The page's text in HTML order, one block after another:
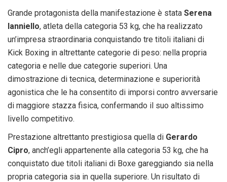
Grande protagonista della manifestazione è stata Serena
Ianniello, atleta della categoria 53 kg, che ha realizzato
un’impresa straordinaria conquistando tre titoli italiani di
Kick Boxing in altrettante categorie di peso: nella propria
categoria e nelle due categorie superiori. Una
dimostrazione di tecnica, determinazione e superiorità
agonistica che le ha consentito di imporsi contro avversarie
di maggiore stazza fisica, confermando il suo altissimo
livello competitivo.
Prestazione altrettanto prestigiosa quella di Gerardo
Cipro, anch’egli appartenente alla categoria 53 kg, che ha
conquistato due titoli italiani di Boxe gareggiando sia nella
propria categoria sia in quella superiore. Un risultato di